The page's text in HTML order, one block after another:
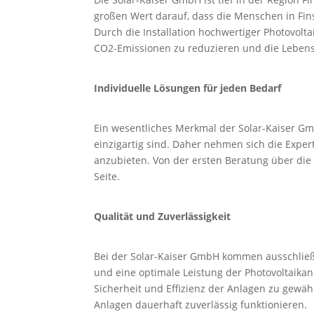
großen Wert darauf, dass die Menschen in
Durch die Installation hochwertiger
CO2-Emissionen zu reduzieren und die
Individuelle Lösungen für jeden Bedarf
Ein wesentliches Merkmal der Solar-Kaiser
einzigartig sind. Daher nehmen sich die
anzubieten. Von der ersten Beratung über
Seite.
Qualität und Zuverlässigkeit
Bei der Solar-Kaiser GmbH kommen
und eine optimale Leistung der
Sicherheit und Effizienz der Anlagen zu
Anlagen dauerhaft zuverlässig funktionieren.